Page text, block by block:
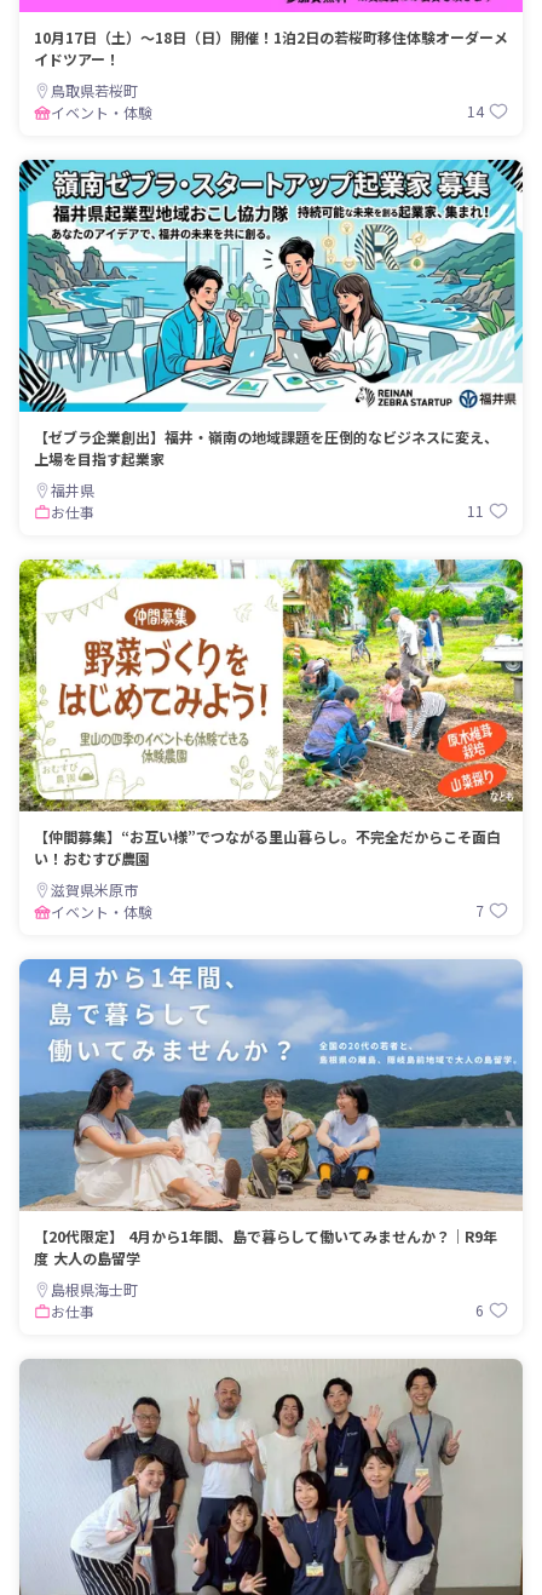
10月17日（土）～18日（日）開催！1泊2日の若桜町移住体験オーダーメ
イドツアー！
鳥取県若桜町
イベント・体験
14
【ゼブラ企業創出】福井・嶺南の地域課題を圧倒的なビジネスに変え、
上場を目指す起業家
福井県
お仕事
11
【仲間募集】“お互い様”でつながる里山暮らし。不完全だからこそ面白
い！おむすび農園
滋賀県米原市
イベント・体験
7
【20代限定】 4月から1年間、島で暮らして働いてみませんか？｜R9年
度 大人の島留学
島根県海士町
お仕事
6